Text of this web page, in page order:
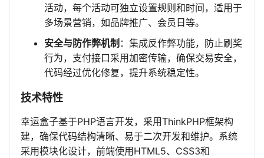
活动，每个活动可独立设置规则和时间，适用于
多场景营销，如品牌推广、会员日等。
安全与防作弊机制 ：集成反作弊功能，防止刷奖
行为，支付接口采用加密传输，确保交易安全，
代码经过优化修复，提升系统稳定性。
技术特性
幸运盒子基于PHP语言开发，采用ThinkPHP框架构
建，确保代码结构清晰、易于二次开发和维护。系统
采用模块化设计，前端使用HTML5、CSS3和